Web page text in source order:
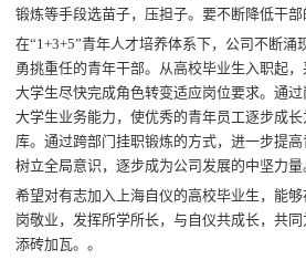
锻炼等手段选苗子，压担子。要不断降低干部
在“1+3+5”青年人才培养体系下，公司不断涌
勇挑重任的青年干部。从高校毕业生入职起
大学生尽快完成角色转变适应岗位要求。通
大学生业务能力，使优秀的青年员工逐步成
库。通过跨部门挂职锻炼的方式，进一步提高
树立全局意识，逐步成为公司发展的中坚力量
希望对有志加入上海自仪的高校毕业生，能
岗敬业，发挥所学所长，与自仪共成长，共
添砖加瓦。。